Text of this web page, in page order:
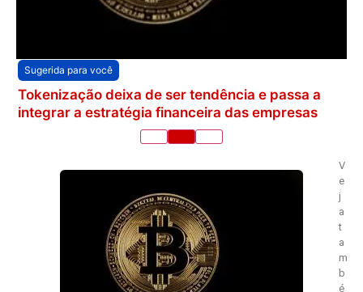
Sugerida para você
Tokenização deixa de ser tendência e passa a
integrar a estratégia financeira das empresas
V
e
j
a
t
a
m
b
é